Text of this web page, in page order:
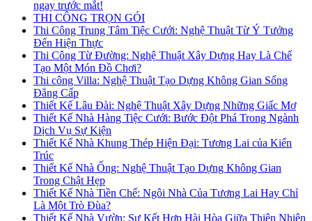
ngay trước mắt!
THI CÔNG TRỌN GÓI
Thi Công Trung Tâm Tiệc Cưới: Nghệ Thuật Từ Ý Tưởng
Đến Hiện Thực
Thi Công Từ Đường: Nghệ Thuật Xây Dựng Hay Là Chế
Tạo Một Món Đồ Chơi?
Thi công Villa: Nghệ Thuật Tạo Dựng Không Gian Sống
Đẳng Cấp
Thiết Kế Lâu Đài: Nghệ Thuật Xây Dựng Những Giấc Mơ
Thiết Kế Nhà Hàng Tiệc Cưới: Bước Đột Phá Trong Ngành
Dịch Vụ Sự Kiện
Thiết Kế Nhà Khung Thép Hiện Đại: Tương Lai của Kiến
Trúc
Thiết Kế Nhà Ống: Nghệ Thuật Tạo Dựng Không Gian
Trong Chật Hẹp
Thiết Kế Nhà Tiền Chế: Ngôi Nhà Của Tương Lai Hay Chỉ
Là Một Trò Đùa?
Thiết Kế Nhà Vườn: Sự Kết Hợp Hài Hòa Giữa Thiên Nhiên